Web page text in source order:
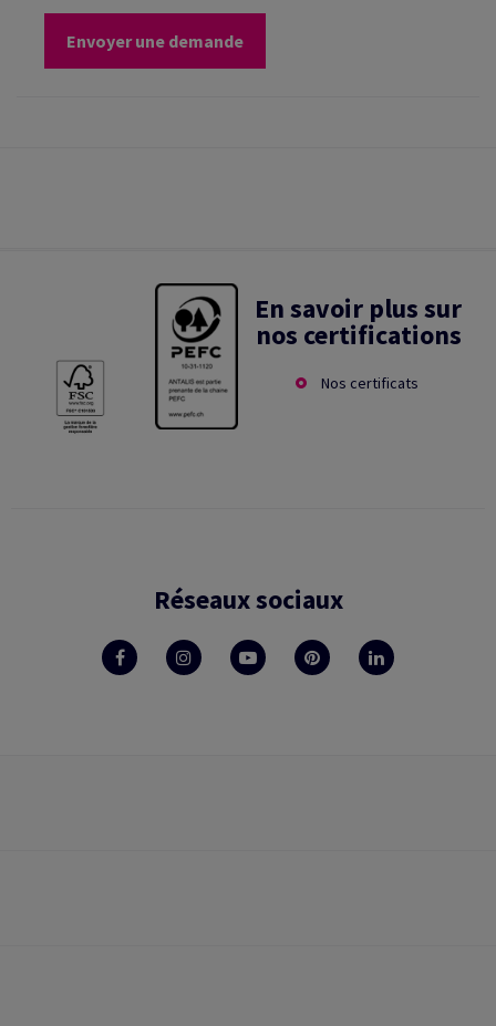
Envoyer une demande
En savoir plus sur
nos certifications
Nos certificats
Réseaux sociaux